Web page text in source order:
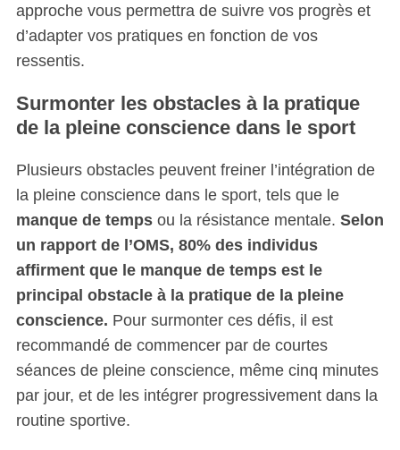
approche vous permettra de suivre vos progrès et
d’adapter vos pratiques en fonction de vos
ressentis.
Surmonter les obstacles à la pratique
de la pleine conscience dans le sport
Plusieurs obstacles peuvent freiner l’intégration de
la pleine conscience dans le sport, tels que le
manque de tempsou la résistance mentale. Selon
un rapport de l’OMS, 80% des individus
affirment que le manque de temps est le
principal obstacle à la pratique de la pleine
conscience. Pour surmonter ces défis, il est
recommandé de commencer par de courtes
séances de pleine conscience, même cinq minutes
par jour, et de les intégrer progressivement dans la
routine sportive.